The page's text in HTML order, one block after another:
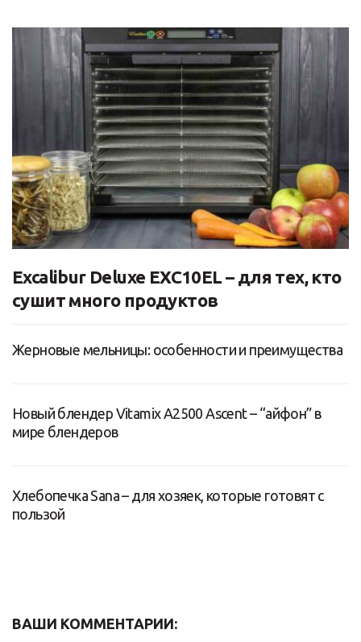
Excalibur Deluxe EXC10EL – для тех, кто
сушит много продуктов
Жерновые мельницы: особенности и преимущества
Новый блендер Vitamix A2500 Ascent – “айфон” в
мире блендеров
Хлебопечка Sana – для хозяек, которые готовят с
пользой
ВАШИ КОММЕНТАРИИ: